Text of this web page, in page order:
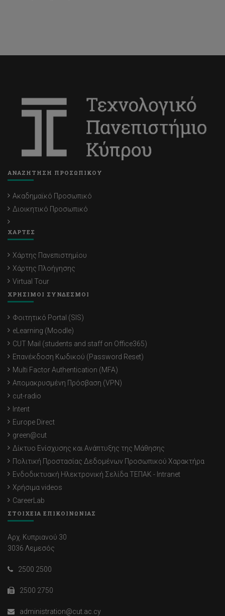
ΑΝΑΖΗΤΗΣΗ ΠΡΟΣΩΠΙΚΟΥ
Ακαδημαϊκό Προσωπικό
Διοικητικό Προσωπικό
ΧΑΡΤΕΣ
Χάρτης Πανεπιστημίου
Χάρτης Πλοήγησης
Virtual Tour
ΧΡΗΣΙΜΟΙ ΣΥΝΔΕΣΜΟΙ
Φοιτητικό Portal (SIS)
eLearning (Moodle)
CUT Mail (students and staff on Office365)
Επανέκδοση Κωδικού (Password Reset)
Multi Factor Authentication (MFA)
Απομακρυσμένη Πρόσβαση (VPN)
cut-radio
Intent
Europe Direct
green@cut
Δίκτυο Ενίσχυσης και Ανάπτυξης της Μάθησης
Πολιτική Προστασίας Δεδομένων Προσωπικού Χαρακτήρα
Ενδοδικτυακή Ηλεκτρονική Σελίδα ΤΕΠΑΚ - Intranet
Χρήσιμα videos
CareerLab
ΣΤΟΙΧΕΙΑ ΕΠΙΚΟΙΝΩΝΙΑΣ
Αρχ. Κυπριανού 30
3036 Λεμεσός
2500 2500
2500 2750
administration@cut.ac.cy